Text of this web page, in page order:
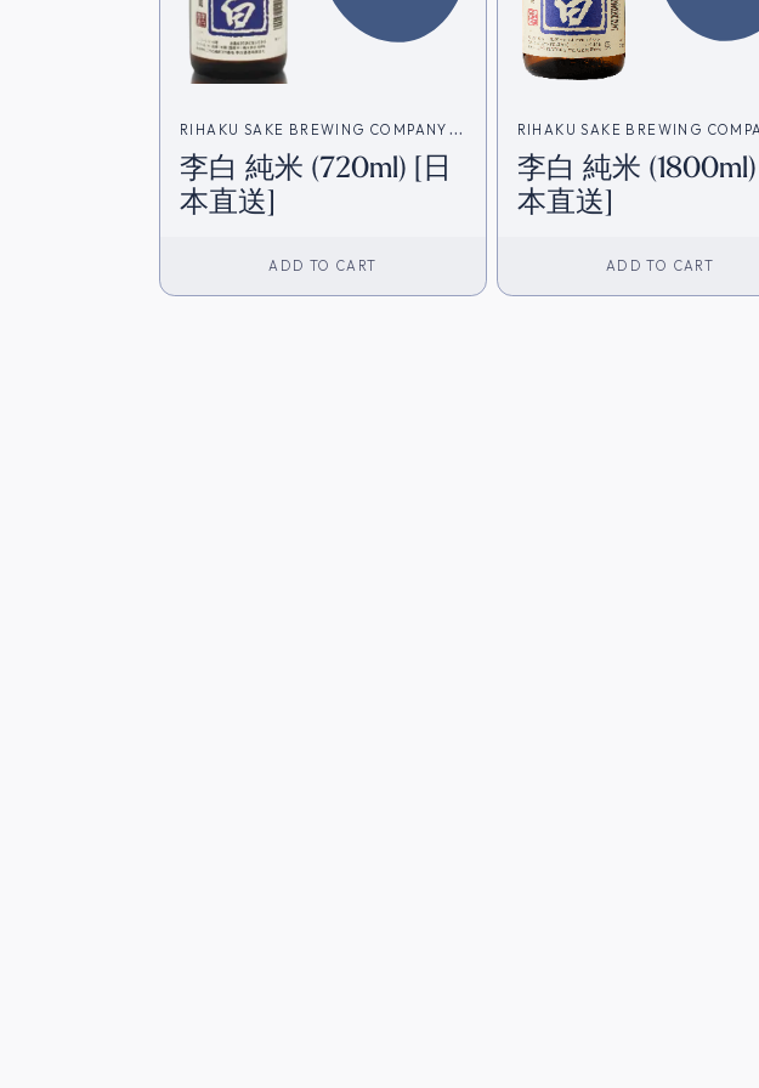
RIHAKU SAKE BREWING COMPANY
(李白酒造)
李白 純米 (720ml) [日
本直送]
ADD TO CART
RIHAKU SAKE BREWING
(李白酒造)
李白 純米
本直送]
ADD TO CART